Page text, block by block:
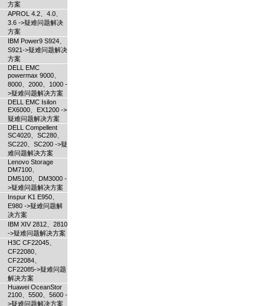
方案
APROL 4.2、4.0、
3.6 ->疑难问题解决
方案
IBM Power9 S924、
S921->疑难问题解决
方案
DELL EMC
powermax 9000、
8000、2000、1000 -
>疑难问题解决方案
DELL EMC Isilon
EX6000、EX1200 ->
疑难问题解决方案
DELL Compellent
SC4020、SC280、
SC220、SC200 ->疑
难问题解决方案
Lenovo Storage
DM7100、
DM5100、DM3000 -
>疑难问题解决方案
Inspur K1 E950、
E980 ->疑难问题解
决方案
IBM XIV 2812、2810
->疑难问题解决方案
H3C CF22045、
CF22080、
CF22084、
CF22085->疑难问题
解决方案
Huawei OceanStor
2100、5500、5600 -
>疑难问题解决方案